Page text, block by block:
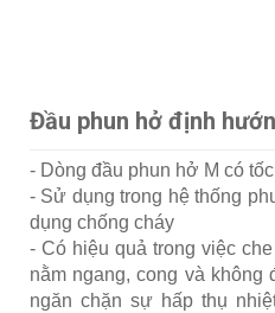
Đầu phun hở định
- Dòng đầu phun hở M có
- Sử dụng trong hệ thống
dụng chống cháy
- Có hiệu quả trong việc
nằm ngang, cong và không
ngăn chặn sự hấp thụ